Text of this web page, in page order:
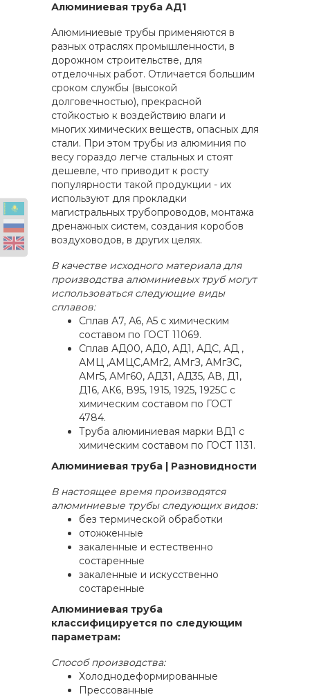
Алюминиевая труба АД1
Алюминиевые трубы применяются в
разных отраслях промышленности, в
дорожном строительстве, для
отделочных работ. Отличается большим
сроком службы (высокой
долговечностью), прекрасной
стойкостью к воздействию влаги и
многих химических веществ, опасных для
стали. При этом трубы из алюминия по
весу гораздо легче стальных и стоят
дешевле, что приводит к росту
популярности такой продукции - их
используют для прокладки
магистральных трубопроводов, монтажа
дренажных систем, создания коробов
воздуховодов, в других целях.
В качестве исходного материала для
производства алюминиевых труб могут
использоваться следующие виды
сплавов:
Сплав А7, А6, А5 с химическим
составом по ГОСТ 11069.
Сплав АД00, АД0, АД1, АДС, АД ,
АМЦ ,АМЦС,АМг2, АМгЗ, АМгЗС,
АМг5, АМг60, АД31, АД35, АВ, Д1,
Д16, АК6, В95, 1915, 1925, 1925С с
химическим составом по ГОСТ
4784.
Тpубa алюминиевая марки ВД1 с
химическим составом по ГОСТ 1131.
Алюминиевая труба | Разновидности
В настоящее время производятся
алюминиевые трубы следующих видов:
без термической обработки
отожженные
закаленные и естественно
состаренные
закаленные и искусственно
состаренные
Алюминиевая труба
классифицируется по следующим
параметрам:
Cпособ производства:
Холоднодеформированные
Прессованные